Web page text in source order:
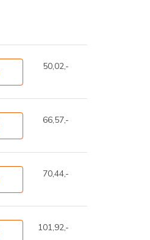
50,02,-
66,57,-
70,44,-
101,92,-